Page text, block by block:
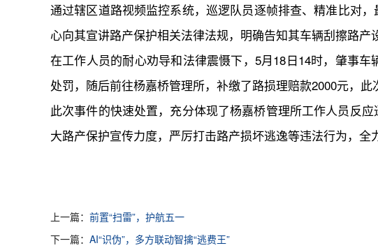
通过辖区道路视频监控系统，巡逻队员逐帧排查、精准比对
心向其宣讲路产保护相关法律法规，明确告知其车辆刮擦路
在工作人员的耐心劝导和法律震慑下，5月18日14时，肇事
处罚，随后前往杨嘉桥管理所，补缴了路损理赔款2000元，此
此次事件的快速处置，充分体现了杨嘉桥管理所工作人员反
大路产保护宣传力度，严厉打击路产损坏逃逸等违法行为，
上一篇： 前置“扫雷”，护航五一
下一篇： AI“识伪”，多方联动智擒“逃费王”